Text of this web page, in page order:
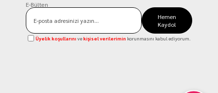
E-Bülten
Hemen
Kaydol
Üyelik koşullarını vekişisel verilerimin korunmasını kabul ediyorum.